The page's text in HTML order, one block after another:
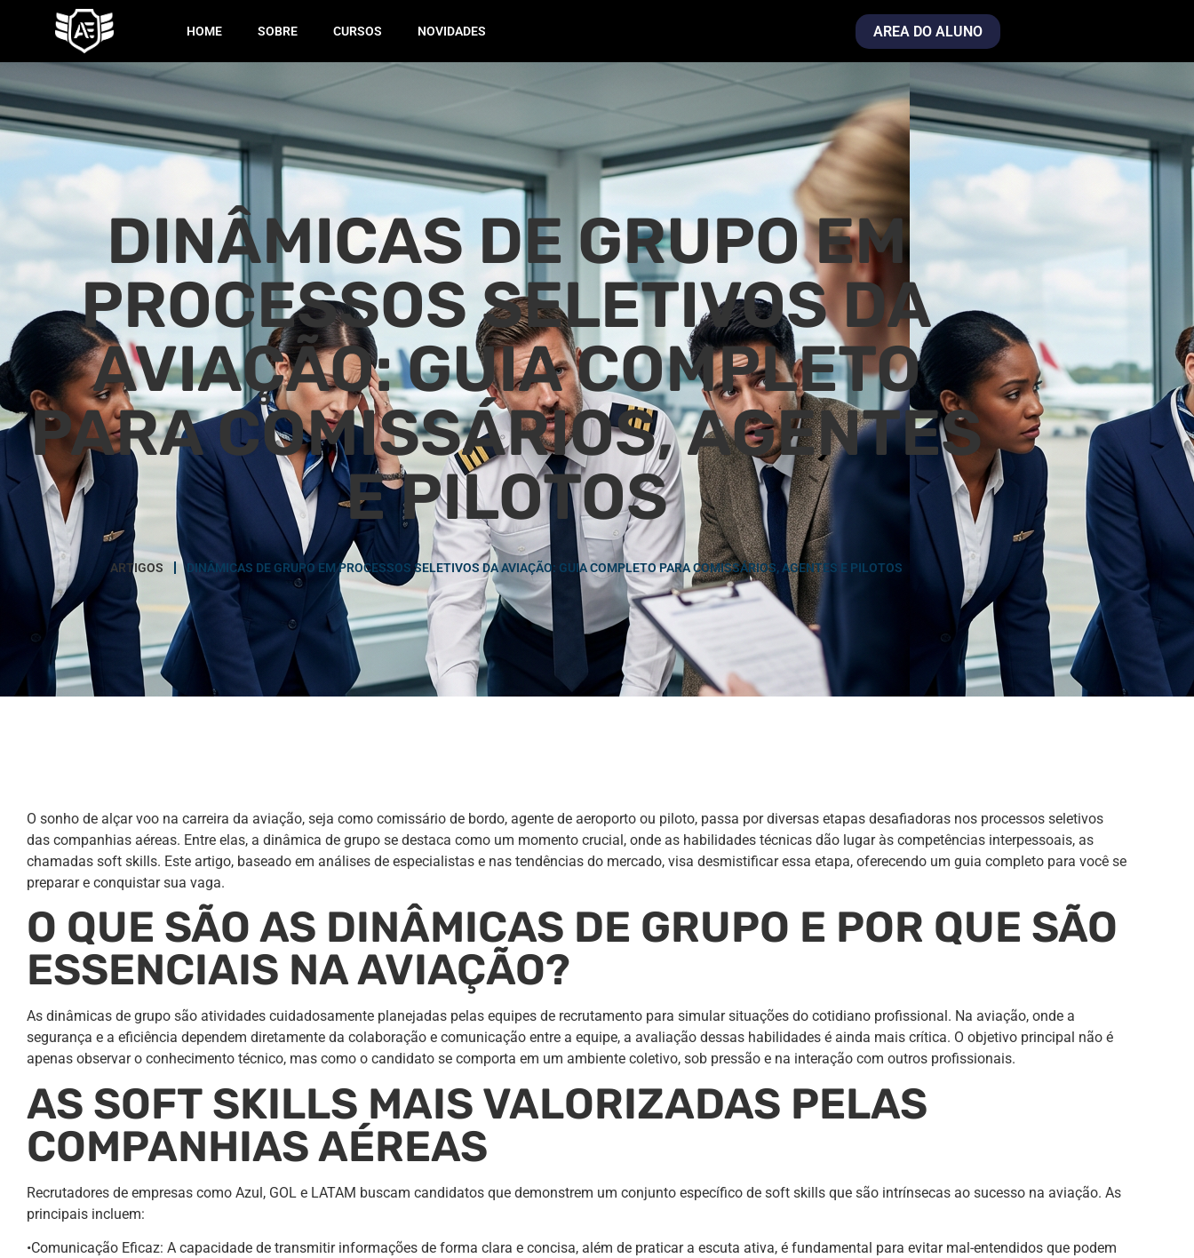
HOME SOBRE CURSOS NOVIDADES AREA DO ALUNO
DINÂMICAS DE GRUPO EM
PROCESSOS SELETIVOS DA
AVIAÇÃO: GUIA COMPLETO
PARA COMISSÁRIOS, AGENTES
E PILOTOS
ARTIGOS DINÂMICAS DE GRUPO EM PROCESSOS SELETIVOS DA AVIAÇÃO: GUIA COMPLETO PARA COMISSÁRIOS, AGENTES E PILOTOS
O sonho de alçar voo na carreira da aviação, seja como comissário de bordo, agente de aeroporto ou piloto, passa por diversas etapas desafiadoras nos processos seletivos
das companhias aéreas. Entre elas, a dinâmica de grupo se destaca como um momento crucial, onde as habilidades técnicas dão lugar às competências interpessoais, as
chamadas soft skills. Este artigo, baseado em análises de especialistas e nas tendências do mercado, visa desmistificar essa etapa, oferecendo um guia completo para você se
preparar e conquistar sua vaga.
O QUE SÃO AS DINÂMICAS DE GRUPO E POR QUE SÃO
ESSENCIAIS NA AVIAÇÃO?
As dinâmicas de grupo são atividades cuidadosamente planejadas pelas equipes de recrutamento para simular situações do cotidiano profissional. Na aviação, onde a
segurança e a eficiência dependem diretamente da colaboração e comunicação entre a equipe, a avaliação dessas habilidades é ainda mais crítica. O objetivo principal não é
apenas observar o conhecimento técnico, mas como o candidato se comporta em um ambiente coletivo, sob pressão e na interação com outros profissionais.
AS SOFT SKILLS MAIS VALORIZADAS PELAS
COMPANHIAS AÉREAS
Recrutadores de empresas como Azul, GOL e LATAM buscam candidatos que demonstrem um conjunto específico de soft skills que são intrínsecas ao sucesso na aviação. As
principais incluem:
•Comunicação Eficaz: A capacidade de transmitir informações de forma clara e concisa, além de praticar a escuta ativa, é fundamental para evitar mal-entendidos que podem